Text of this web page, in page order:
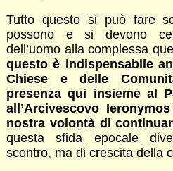
Tutto questo si può fare
possono e si devono
dell’uomo alla complessa
questo è indispensabile
Chiese e delle
presenza qui insieme al
all’Arcivescovo
nostra volontà di
questa sfida epocale
scontro, ma di crescita della